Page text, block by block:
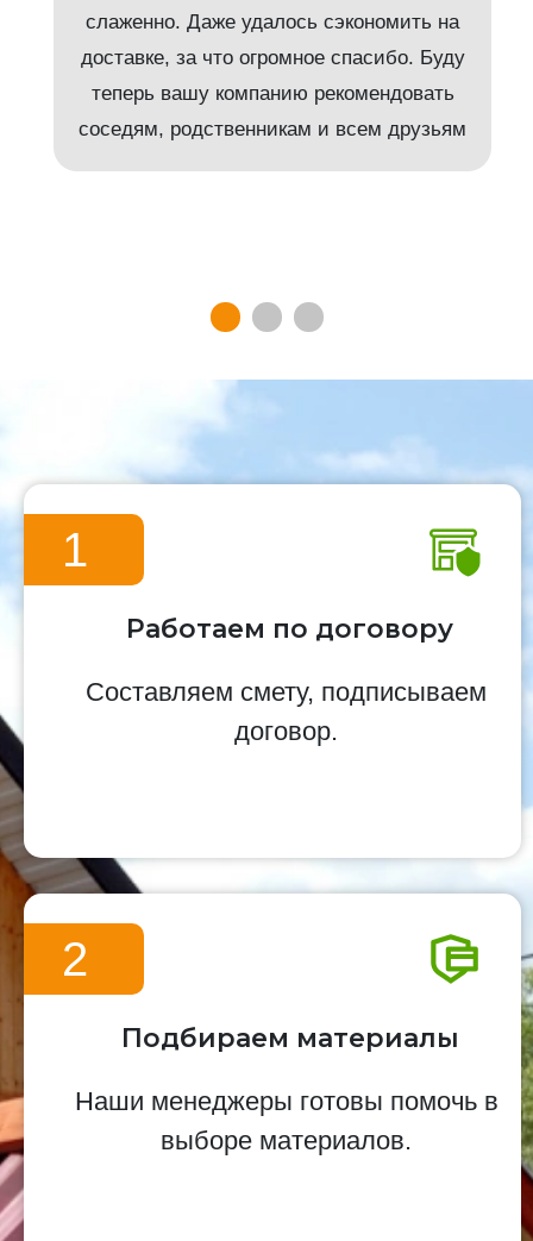
слаженно. Даже удалось сэкономить на
доставке, за что огромное спасибо. Буду
теперь вашу компанию рекомендовать
соседям, родственникам и всем друзьям
1
Работаем по договору
Составляем смету, подписываем
договор.
2
Подбираем материалы
Наши менеджеры готовы помочь в
выборе материалов.